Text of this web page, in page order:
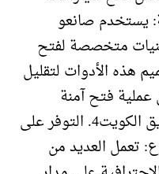
يستخدم صانعو
متخصصة لفتح
هذه الأدوات لتقليل
فتح آمنة
وسلسة.مفاتيح سيارات الصديق الكويت4. التوفر على
تعمل العديد من